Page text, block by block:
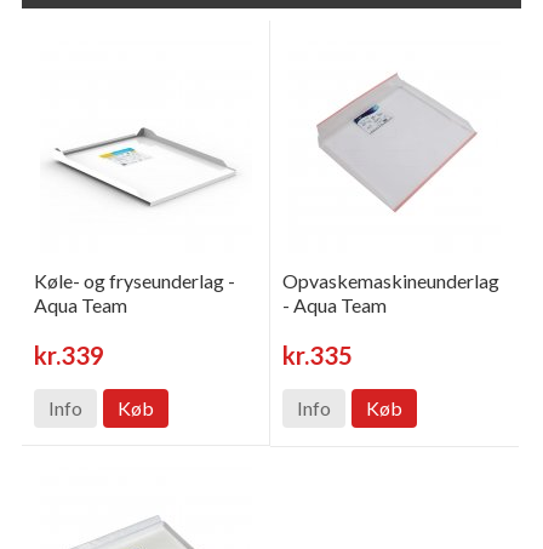
Køle- og fryseunderlag -
Aqua Team
kr.339
Info Køb
Opvaskemaskineunderlag
- Aqua Team
kr.335
Info Køb